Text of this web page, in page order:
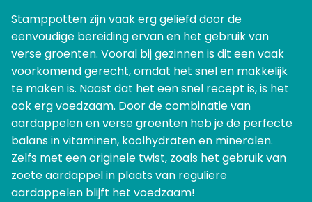
Stamppotten zijn vaak erg geliefd door de
eenvoudige bereiding ervan en het gebruik van
verse groenten. Vooral bij gezinnen is dit een vaak
voorkomend gerecht, omdat het snel en makkelijk
te maken is. Naast dat het een snel recept is, is het
ook erg voedzaam. Door de combinatie van
aardappelen en verse groenten heb je de perfecte
balans in vitaminen, koolhydraten en mineralen.
Zelfs met een originele twist, zoals het gebruik van
zoete aardappelin plaats van reguliere
aardappelen blijft het voedzaam!